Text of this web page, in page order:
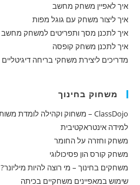
איך לאפיין משחק מחשב
איך ליצור משחק עם גוגל מפות
איך לתכנן מסך ותפריטים למשחק מחשב
איך לתכנן משחק קופסה
מדריכים ליצירת משחקי בריחה דיגיטליים
משחוק בחינוך
ClassDojo – משחוק וקהילה לומדת משותפת
למידה אינטראקטיבית
משחק וחזרה על החומר
משחק קורס הון פסיכולוגי
משחקים בחינוך – מי רוצה להיות מיליונר?
שימוש במאפיינים משחקיים בכיתה